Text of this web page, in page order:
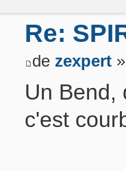
Re:
de zexpert
Un Bend,
c'est